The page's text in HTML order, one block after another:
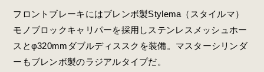
フロントブレーキにはブレンボ製Stylema（スタイルマ）
モノブロックキャリパーを採用しステンレスメッシュホー
スとφ320mmダブルディススクを装備。マスターシリンダ
ーもブレンボ製のラジアルタイプだ。